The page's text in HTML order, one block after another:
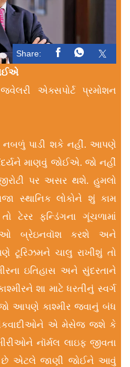
Share:
એક્સપોર્ટ પ્રમોશન
નબળું પાડી શકે નહીં. આપણે
માણવું જોઈએ. જો નહીં
પર અસર થશે. હુમલો
સ્થાનિક લોકોને શું કામ
ટેરર ફન્ડિંગના ગૂંચળામાં
બ્રેઇનવૉશ કરશે અને
ટૂરિઝમને ચાલુ રાખીશું તો
ઇતિહાસ અને સુંદરતાને
શા માટે ધરતીનું સ્વર્ગ
આપણે કાશ્મીર જવાનું બંધ
એ મેસેજ જશે કે
નૉર્મલ લાઇફ જીવતા
છે એટલે જાણી જોઈને આવું